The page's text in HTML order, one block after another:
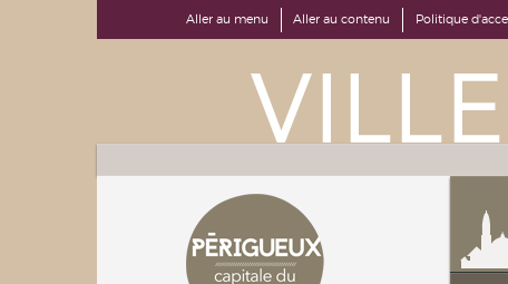
Aller au menu Aller au contenu Politique